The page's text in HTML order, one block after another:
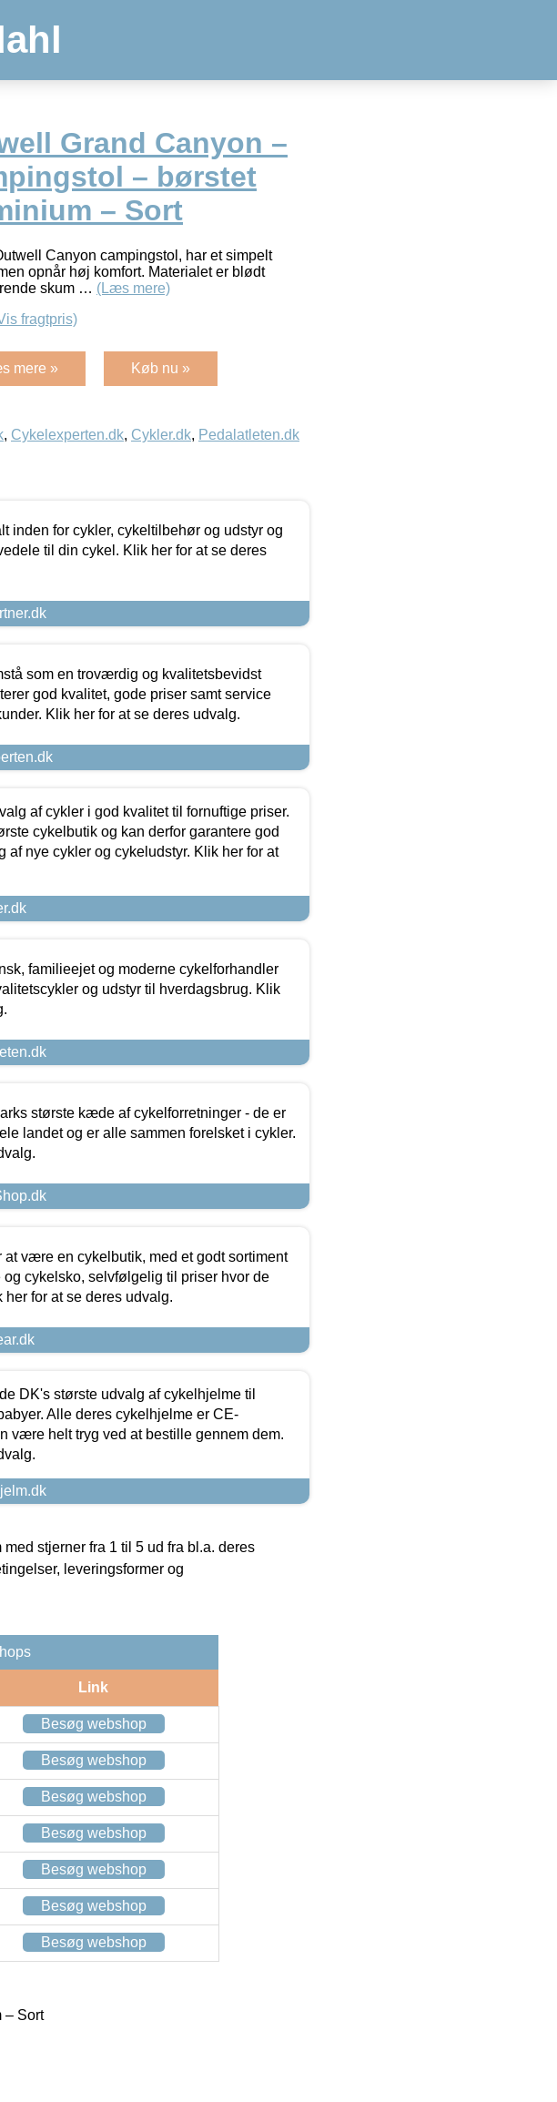
Grand Canyon –
– børstet
– Sort
Canyon campingstol, har et simpelt
opnår høj komfort. Materialet er blødt
skum … (Læs mere)
fragtpris)
mere » Køb nu »
, Cykelexperten.dk, Cykler.dk, Pedalatleten.dk
inden for cykler, cykeltilbehør og udstyr og
til din cykel. Klik her for at se deres
som en troværdig og kvalitetsbevidst
god kvalitet, gode priser samt service
Klik her for at se deres udvalg.
af cykler i god kvalitet til fornuftige priser.
cykelbutik og kan derfor garantere god
af nye cykler og cykeludstyr. Klik her for at
familieejet og moderne cykelforhandler
og udstyr til hverdagsbrug. Klik
største kæde af cykelforretninger - de er
landet og er alle sammen forelsket i cykler.
være en cykelbutik, med et godt sortiment
cykelsko, selvfølgelig til priser hvor de
for at se deres udvalg.
DK's største udvalg af cykelhjelme til
Alle deres cykelhjelme er CE-
være helt tryg ved at bestille gennem dem.
stjerner fra 1 til 5 ud fra bl.a. deres
leveringsformer og
Link
Besøg webshop
Besøg webshop
Besøg webshop
Besøg webshop
Besøg webshop
Besøg webshop
Besøg webshop
– Sort